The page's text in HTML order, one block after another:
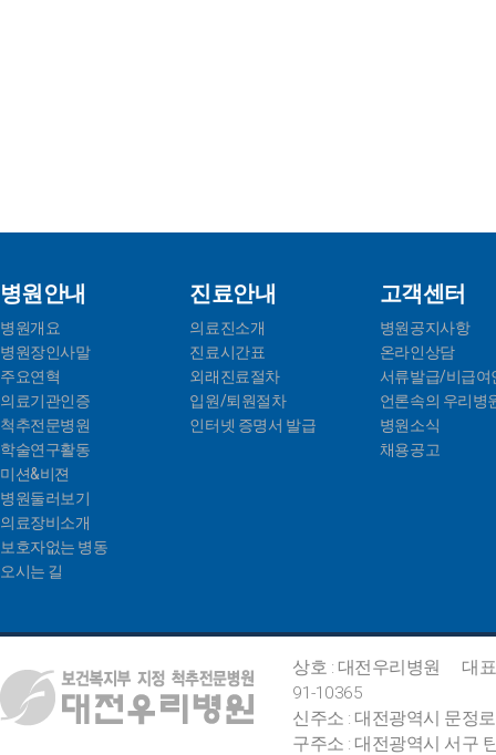
병원안내
병원개요
병원장인사말
주요연혁
의료기관인증
척추전문병원
학술연구활동
미션&비젼
병원둘러보기
의료장비소개
보호자없는 병동
오시는 길
진료안내
의료진소개
진료시간표
외래진료절차
입원/퇴원절차
인터넷 증명서 발급
고객센터
병원공지사항
온라인상담
서류발급/비급여
언론속의 우리병
병원소식
채용공고
상호 : 대전우리병원
대
91-10365
신주소 : 대전광역시 문정
구주소 : 대전광역시 서구